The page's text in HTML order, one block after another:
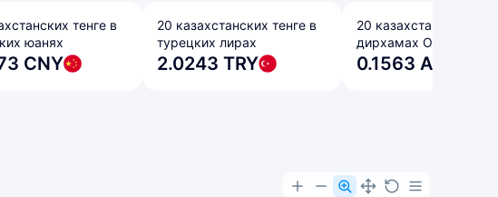
тенге в
юанях
CNY
20 казахстанских тенге в
турецких лирах
2.0243 TRY
20 казахстанских
дирхамах ОАЭ
0.1563 AED